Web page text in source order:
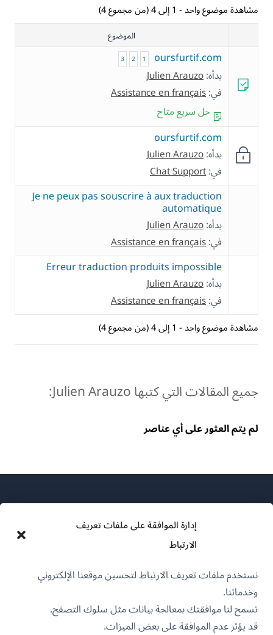
إدارة الموافقة على ملفات تعريف
الارتباط
نستخدم ملفات تعريف الارتباط لتحسين موقعنا الإلكتروني
وخدماتنا.
تسمح لنا موافقتك بمعالجة بيانات مثل سلوك التصفح.
قد يؤثر عدم الموافقة على بعض الميزات.
مشاهدة موضوع واحد - 1 إلى 4 (من مجموع 4)
الموضوع
oursfurtif.com
1
2
3
بدأه:Julien Arauzo
في:Assistance en français
حل سريع متاح
oursfurtif.com
بدأه:Julien Arauzo
في:Chat Support
Je ne peux pas souscrire à aux traduction
automatique
بدأه:Julien Arauzo
في:Assistance en français
Erreur traduction produits impossible
بدأه:Julien Arauzo
في:Assistance en français
مشاهدة موضوع واحد - 1 إلى 4 (من مجموع 4)
جميع المقالات التي كتبها Julien Arauzo:
لم يتم العثور على أي عناصر
سياسة GDPR والخصوصية
انضم إلى فريقنا (يفتح
(يفتح (يفتح (يفتح